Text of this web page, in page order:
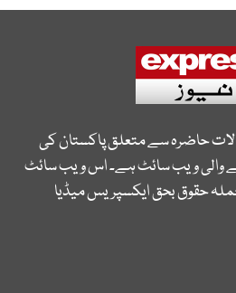
حاضرہ سے متعلق پاکستان کی
والی ویب سائٹ ہے۔ اس ویب سائٹ
حقوق بحق ایکسپریس میڈیا